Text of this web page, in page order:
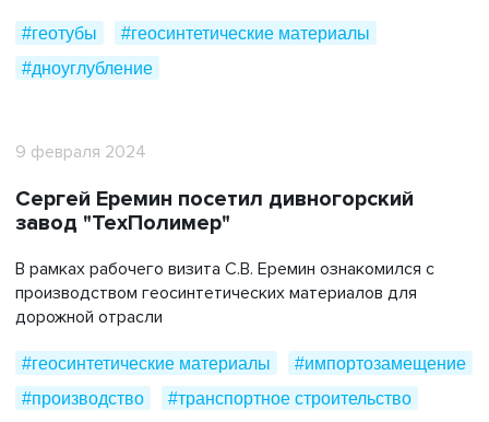
#геотубы
#геосинтетические материалы
#дноуглубление
9 февраля 2024
Сергей Еремин посетил дивногорский
завод "ТехПолимер"
В рамках рабочего визита С.В. Еремин ознакомился с
производством геосинтетических материалов для
дорожной отрасли
#геосинтетические материалы
#импортозамещение
#производство
#транспортное строительство